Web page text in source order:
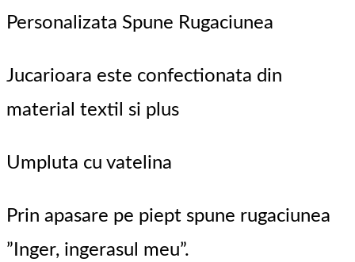
Personalizata Spune Rugaciunea
Jucarioara este confectionata din
material textil si plus
Umpluta cu vatelina
Prin apasare pe piept spune rugaciunea
”Inger, ingerasul meu”.